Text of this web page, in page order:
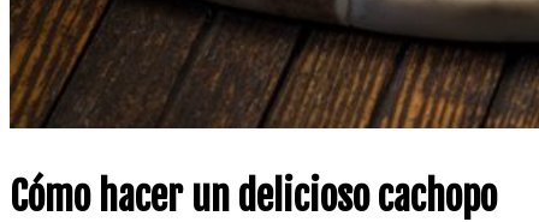
Cómo hacer un delicioso cachopo